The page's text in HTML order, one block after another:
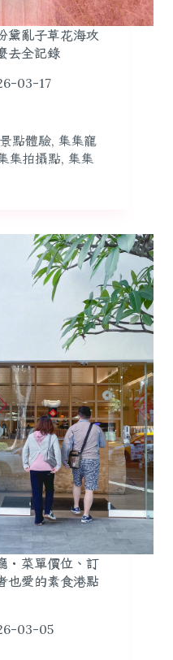
黛亂子草花海攻
去全記錄
03-17
景點體驗, 集集寵
集拍攝點, 集集
・菜單價位、訂
也愛的素食港點
03-05